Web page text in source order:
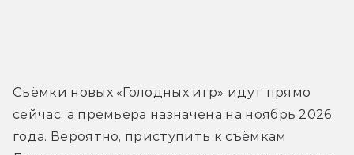
Съёмки новых «Голодных игр» идут прямо
сейчас, а премьера назначена на ноябрь 2026
года. Вероятно, приступить к съёмкам